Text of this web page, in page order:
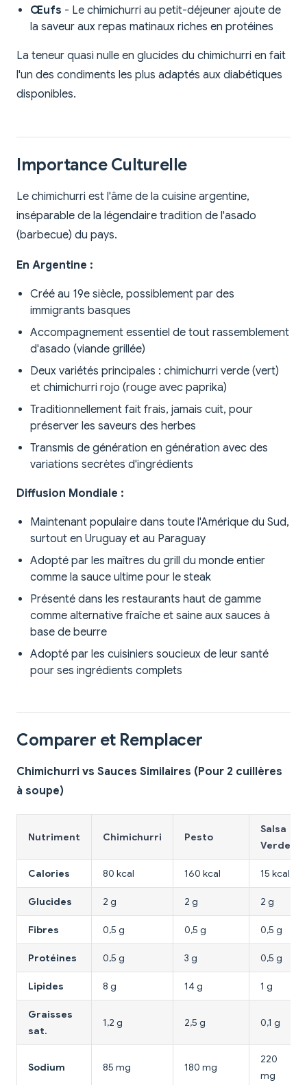
Œufs - Le chimichurri au petit-déjeuner ajoute de
la saveur aux repas matinaux riches en protéines
La teneur quasi nulle en glucides du chimichurri en fait
l'un des condiments les plus adaptés aux diabétiques
disponibles.
Importance Culturelle
Le chimichurri est l'âme de la cuisine argentine,
inséparable de la légendaire tradition de l'asado
(barbecue) du pays.
En Argentine :
Créé au 19e siècle, possiblement par des
immigrants basques
Accompagnement essentiel de tout rassemblement
d'asado (viande grillée)
Deux variétés principales : chimichurri verde (vert)
et chimichurri rojo (rouge avec paprika)
Traditionnellement fait frais, jamais cuit, pour
préserver les saveurs des herbes
Transmis de génération en génération avec des
variations secrètes d'ingrédients
Diffusion Mondiale :
Maintenant populaire dans toute l'Amérique du Sud,
surtout en Uruguay et au Paraguay
Adopté par les maîtres du grill du monde entier
comme la sauce ultime pour le steak
Présenté dans les restaurants haut de gamme
comme alternative fraîche et saine aux sauces à
base de beurre
Adopté par les cuisiniers soucieux de leur santé
pour ses ingrédients complets
Comparer et Remplacer
Chimichurri vs Sauces Similaires (Pour 2 cuillères
à soupe)
Nutriment Chimichurri Pesto
Salsa
Verde
Calories 80 kcal 160 kcal 15 kcal
Glucides 2 g 2 g 2 g
Fibres 0,5 g 0,5 g 0,5 g
Protéines 0,5 g 3 g 0,5 g
Lipides 8 g 14 g 1 g
Graisses
sat.
1,2 g 2,5 g 0,1 g
Sodium 85 mg 180 mg
220
mg